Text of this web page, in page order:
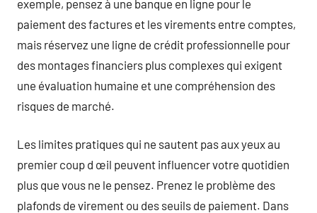
exemple, pensez à une banque en ligne pour le
paiement des factures et les virements entre comptes,
mais réservez une ligne de crédit professionnelle pour
des montages financiers plus complexes qui exigent
une évaluation humaine et une compréhension des
risques de marché.
Les limites pratiques qui ne sautent pas aux yeux au
premier coup d œil peuvent influencer votre quotidien
plus que vous ne le pensez. Prenez le problème des
plafonds de virement ou des seuils de paiement. Dans